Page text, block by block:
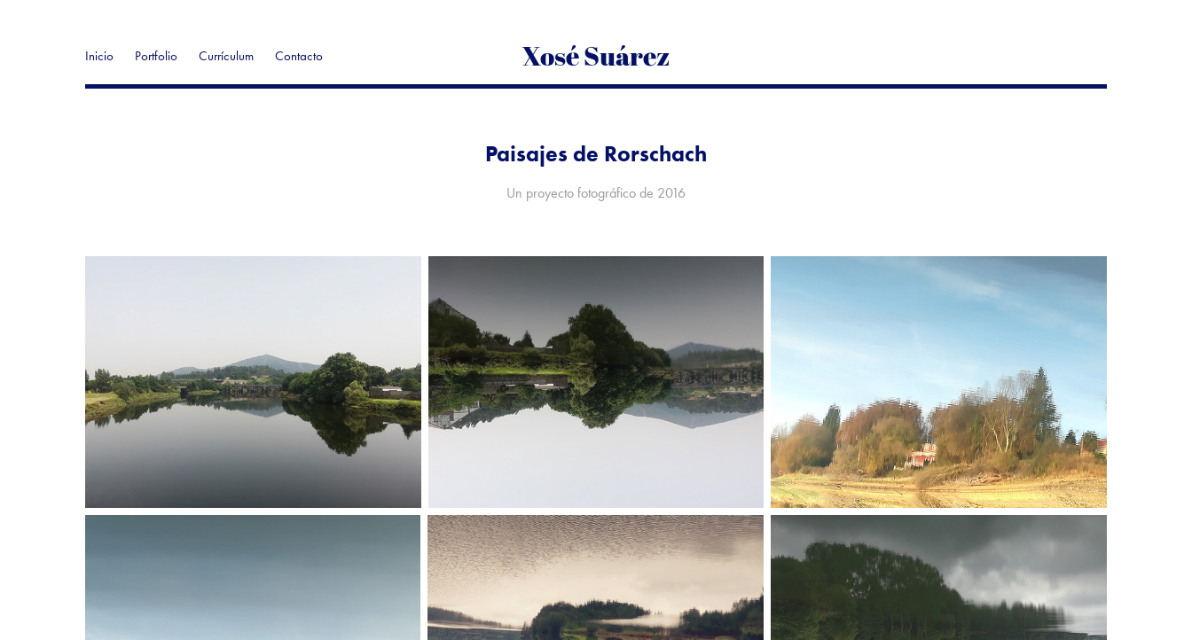
Inicio Portfolio Currículum Contacto Xosé Suárez
Paisajes de Rorschach
Un proyecto fotográfico de 2016